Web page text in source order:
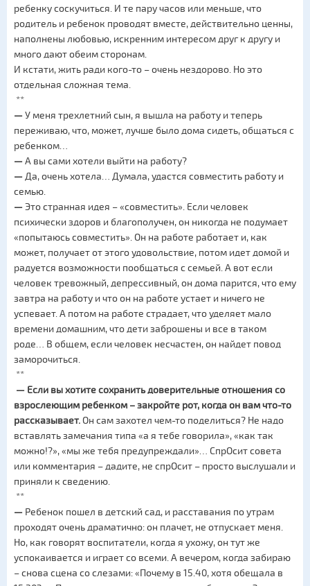
ребенку соскучиться. И те пару часов или меньше, что
родитель и ребенок проводят вместе, действительно ценны,
наполнены любовью, искренним интересом друг к другу и
много дают обеим сторонам.
И кстати, жить ради кого-то – очень нездорово. Но это
отдельная сложная тема.
**
— У меня трехлетний сын, я вышла на работу и теперь
переживаю, что, может, лучше было дома сидеть, общаться с
ребенком…
— А вы сами хотели выйти на работу?
— Да, очень хотела… Думала, удастся совместить работу и
семью.
— Это странная идея – «совместить». Если человек
психически здоров и благополучен, он никогда не подумает
«попытаюсь совместить». Он на работе работает и, как
может, получает от этого удовольствие, потом идет домой и
радуется возможности пообщаться с семьей. А вот если
человек тревожный, депрессивный, он дома парится, что ему
завтра на работу и что он на работе устает и ничего не
успевает. А потом на работе страдает, что уделяет мало
времени домашним, что дети заброшены и все в таком
роде… В общем, если человек несчастен, он найдет повод
заморочиться.
**
— Если вы хотите сохранить доверительные отношения со
взрослеющим ребенком – закройте рот, когда он вам что-то
рассказывает.Он сам захотел чем-то поделиться? Не надо
вставлять замечания типа «а я тебе говорила», «как так
можно!?», «мы же тебя предупреждали»… СпрОсит совета
или комментария – дадите, не спрОсит – просто выслушали и
приняли к сведению.
**
— Ребенок пошел в детский сад, и расставания по утрам
проходят очень драматично: он плачет, не отпускает меня.
Но, как говорят воспитатели, когда я ухожу, он тут же
успокаивается и играет со всеми. А вечером, когда забираю
– снова сцена со слезами: «Почему в 15.40, хотя обещала в